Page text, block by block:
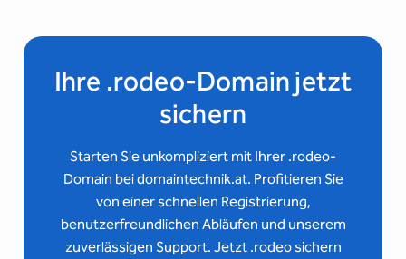
Ihre .rodeo-Domain jetzt
sichern
Starten Sie unkompliziert mit Ihrer .rodeo-
Domain bei domaintechnik.at. Profitieren Sie
von einer schnellen Registrierung,
benutzerfreundlichen Abläufen und unserem
zuverlässigen Support. Jetzt .rodeo sichern